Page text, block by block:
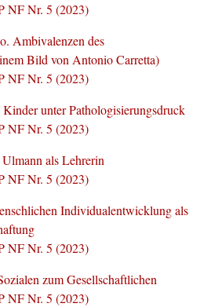
NF Nr. 5 (2023)
Ambivalenzen des
Bild von Antonio Carretta)
NF Nr. 5 (2023)
unter Pathologisierungsdruck
NF Nr. 5 (2023)
als Lehrerin
NF Nr. 5 (2023)
Individualentwicklung als
NF Nr. 5 (2023)
zum Gesellschaftlichen
NF Nr. 5 (2023)